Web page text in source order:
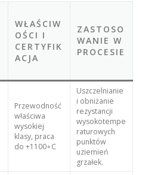
WŁAŚCIW
OŚCI I
CERTYFIK
ACJA
ZASTOSO
WANIE W
PROCESIE
Przewodność
właściwa
wysokiej
klasy, praca
do +1100∘C
Uszczelnianie
i obniżanie
rezystancji
wysokotempe
raturowych
punktów
uziemień
grzałek.